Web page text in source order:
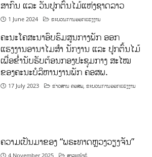
ສາກົນ ແລະ ວັນປູກຕົ້ນໄມ້ແຫ່ງຊາດລາວ
1 June 2024 ຂະບວນການອອກແຮງງານ
ຄະນະໂຄສະນາອົບຮົມສູນກາງພັກ ອອກ
ແຮງງານອານາໄມສໍາ ນັກງານ ແລະ ປູກຕົ້ນໄມ້
ເພື່ອຂໍ່ານັບຮັບຕ້ອນກອງປະຊຸມກາງ ສະໄໝ
ຂອງຄະນະບໍລິຫານງານພັກ ຄອສພ.
17 July 2023 ຂ່າວສານ ຄອສພ ,ຂະບວນການອອກແຮງງານ
ຄວາມເປັນມາຂອງ “ພຣະທາດຫຼວງວຽງຈັນ”
4 November 2025 ສາລະໜ້າຮູ້